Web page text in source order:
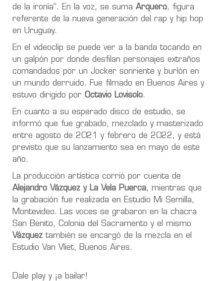
de la ironía”. En la voz, se suma Arquero, figura
referente de la nueva generación del rap y hip hop
en Uruguay.
En el videoclip se puede ver a la banda tocando en
un galpón por donde desfilan personajes extraños
comandados por un Jocker sonriente y burlón en
un mundo derruido. Fue filmado en Buenos Aires y
estuvo dirigido por Octavio Lovisolo.
En cuanto a su esperado disco de estudio, se
informó que fue grabado, mezclado y masterizado
entre agosto de 2021 y febrero de 2022, y está
previsto que su lanzamiento sea en mayo de este
año.
La producción artística corrió por cuenta de
Alejandro Vázquez y La Vela Puerca, mientras que
la grabación fue realizada en Estudio Mi Semilla,
Montevideo. Las voces se grabaron en la chacra
San Benito, Colonia del Sacramento y el mismo
Vázquez también se encargó de la mezcla en el
Estudio Van Vliet, Buenos Aires.
Dale play y ¡a bailar!